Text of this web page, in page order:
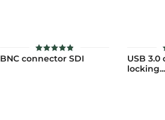
ให้คะแนน
BNC connector SDI
USB
locking...